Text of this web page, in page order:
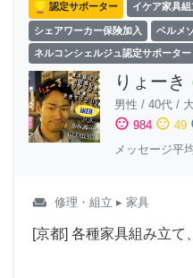
認定サポーター イケア家具
シェアワーカー保険加入 ベルメ
ネルコンシェルジュ認定サポーター
りょーき
男性 / 40代 /
sentiment_satisfied 984 sentiment_neutral 49
メッセージ平
weekend 修理・組立 ▸ 家具
[京都] 各種家具組み立て